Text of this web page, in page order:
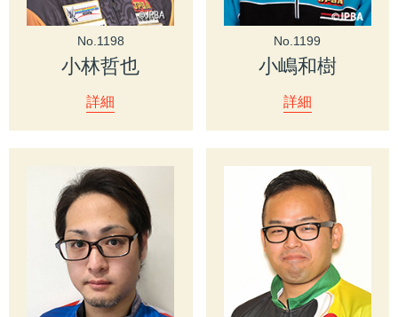
No.1198
小林哲也
詳細
No.1199
小嶋和樹
詳細